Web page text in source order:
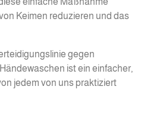
Keimen reduzieren und das
gegen
ist ein einfacher,
jedem von uns praktiziert